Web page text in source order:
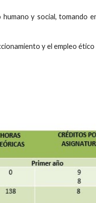
y social, tomando
y el empleo